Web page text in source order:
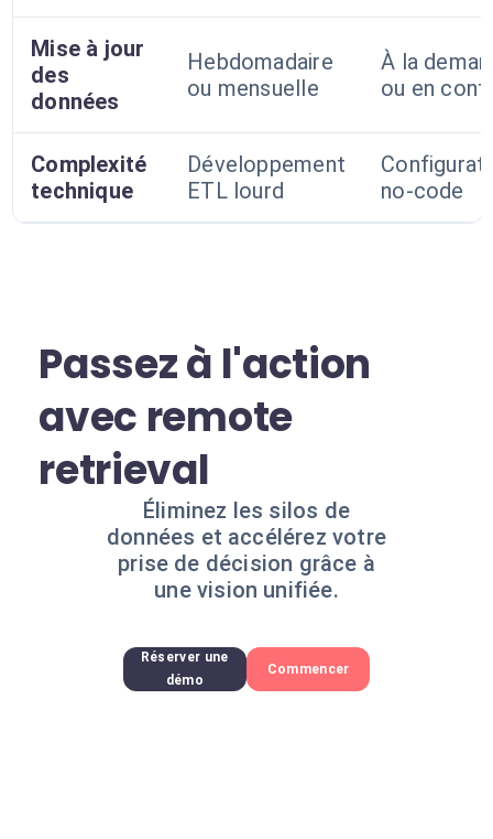
Mise à jour
des
données
Hebdomadaire
ou mensuelle
À la
ou en
Complexité
technique
Développement
ETL lourd
no-code
Passez à l'action
avec remote
retrieval
Éliminez les silos de
données et accélérez votre
prise de décision grâce à
une vision unifiée.
Réserver une
démo
Commencer